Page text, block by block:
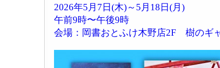
2026年5月7日(木)～5月18日(月)
午前9時〜午後9時
会場：岡書おとふけ木野店2F 樹のギ